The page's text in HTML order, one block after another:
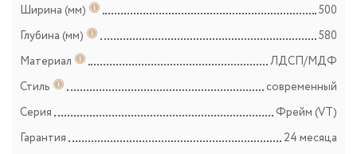
Ширина (мм)
500
Глубина (мм)
580
Материал
ЛДСП/МДФ
Стиль
современный
Серия
Фрейм (VT)
Гарантия
24 месяца